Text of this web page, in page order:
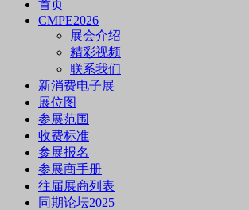
首页
CMPE2026
展会介绍
精彩视频
联系我们
新消费电子展
展位图
参展范围
收费标准
参展报名
参展商手册
往届展商列表
同期论坛2025